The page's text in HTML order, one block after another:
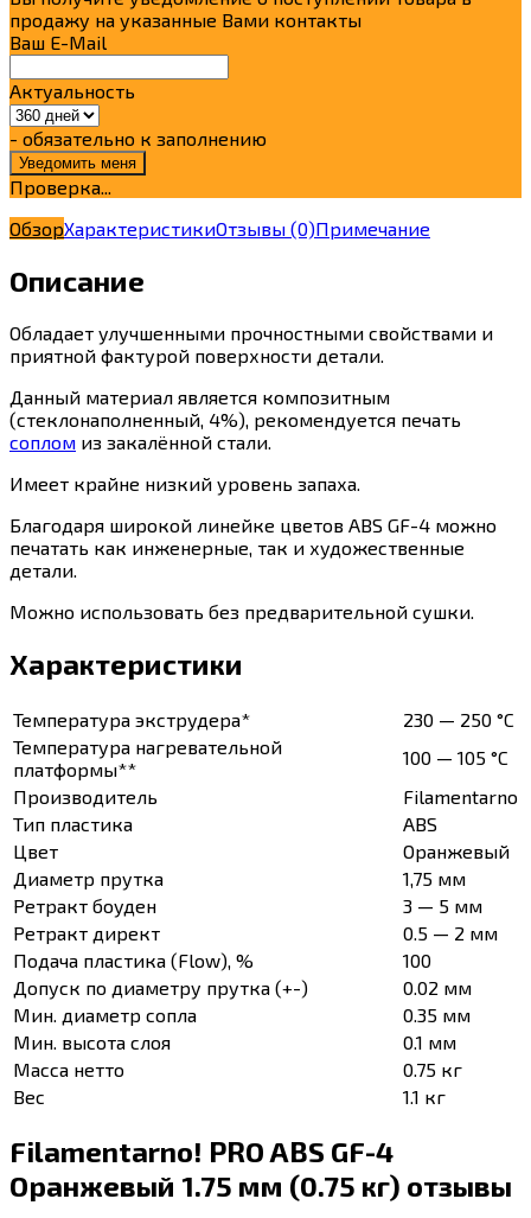
продажу на указанные Вами контакты
Ваш E-Mail
Актуальность
- обязательно к заполнению
Проверка...
ОбзорХарактеристикиОтзывы (0)Примечание
Описание
Обладает улучшенными прочностными свойствами и
приятной фактурой поверхности детали.
Данный материал является композитным
(стеклонаполненный, 4%), рекомендуется печать
соплом из закалённой стали.
Имеет крайне низкий уровень запаха.
Благодаря широкой линейке цветов ABS GF-4 можно
печатать как инженерные, так и художественные
детали.
Можно использовать без предварительной сушки.
Характеристики
Температура экструдера*
230 — 250 °C
Температура нагревательной
платформы**
100 — 105 °C
Производитель
Filamentarno
Тип пластика
ABS
Цвет
Оранжевый
Диаметр прутка
1,75 мм
Ретракт боуден
3 — 5 мм
Ретракт директ
0.5 — 2 мм
Подача пластика (Flow), %
100
Допуск по диаметру прутка (+-)
0.02 мм
Мин. диаметр сопла
0.35 мм
Мин. высота слоя
0.1 мм
Масса нетто
0.75 кг
Вес
1.1 кг
Filamentarno! PRO ABS GF-4
Оранжевый 1.75 мм (0.75 кг) отзывы